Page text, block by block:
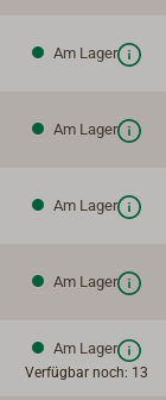
Am Lager
Am Lager
Am Lager
Am Lager
Am Lager
Verfügbar noch: 13